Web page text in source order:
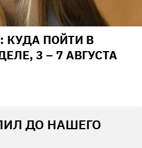
ПОЙТИ В
3 – 7 АВГУСТА
ДО НАШЕГО